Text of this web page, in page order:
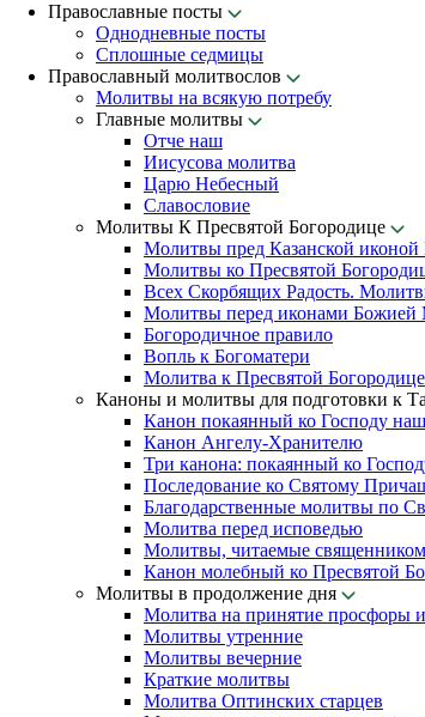
Православные посты
Однодневные посты
Сплошные седмицы
Православный молитвослов
Молитвы на всякую потребу
Главные молитвы
Отче наш
Иисусова молитва
Царю Небесный
Славословие
Молитвы К Пресвятой Богородице
Молитвы пред Казанской
Молитвы ко Пресвятой
Всех Скорбящих Радость.
Молитвы перед иконами Божией
Богородичное правило
Вопль к Богоматери
Молитва к Пресвятой Богородице
Каноны и молитвы для подготовки к
Канон покаянный ко Господу
Канон Ангелу-Хранителю
Три канона: покаянный ко
Последование ко Святому
Благодарственные молитвы по
Молитва перед исповедью
Молитвы, читаемые
Канон молебный ко Пресвятой
Молитвы в продолжение дня
Молитва на принятие просфоры
Молитвы утренние
Молитвы вечерние
Краткие молитвы
Молитва Оптинских старцев